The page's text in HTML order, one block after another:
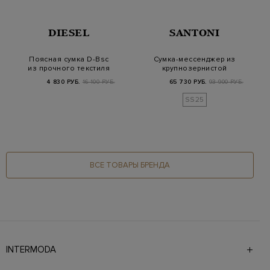
DIESEL
Поясная сумка D-Bsc
из прочного текстиля
4 830 РУБ. 16 100 РУБ.
SANTONI
Сумка-мессенджер из
крупнозернистой
65 730 РУБ. 93 900 РУБ.
SS25
ВСЕ ТОВАРЫ БРЕНДА
INTERMODA